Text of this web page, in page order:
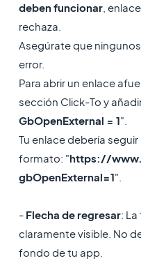
deben funcionar,
rechaza.
Asegúrate que
error.
Para abrir un enlace
sección Click-To y
GbOpenExternal = 1".
Tu enlace debería
formato: "https://
gbOpenExternal=1".
- Flecha de regresar:
claramente visible. No
fondo de tu app.